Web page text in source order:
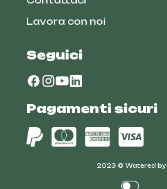
Lavora con noi
Seguici
2023 © Watered by
Pagamenti sicuri